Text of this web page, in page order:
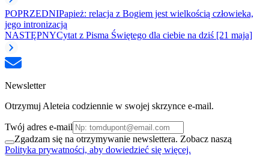
POPRZEDNIPapież: relacja z Bogiem jest wielkością człowieka,
jego intronizacją
NASTĘPNYCytat z Pisma Świętego dla ciebie na dziś [21 maja]
Newsletter
Otrzymuj Aleteia codziennie w swojej skrzynce e-mail.
Twój adres e-mail
Zgadzam się na otrzymywanie newslettera. Zobacz naszą
Polityka prywatności, aby dowiedzieć się więcej.